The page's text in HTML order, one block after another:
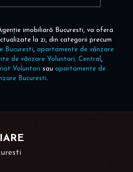
imobiliară Bucuresti, va ofera
la zi, din categorii precum
Bucuresti, apartamente de vânzare
de vânzare Voluntari, Central ,
Voluntari sau apartamente de
Bucuresti.